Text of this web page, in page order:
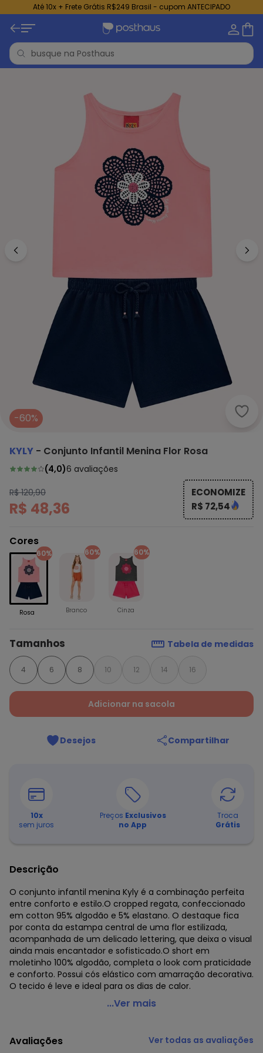
Até 10x + Frete Grátis R$249 Brasil - cupom ANTECIPADO
Kyly
-60%
KYLY - Conjunto Infantil Menina Flor Rosa
(4,0)6 avaliações
R$ 120,90
R$ 48,36
ECONOMIZE
R$ 72,54
Cores
60%
Rosa
60%
Branco
60%
Cinza
Tamanhos Tabela de medidas
4 6 8 10 12 14 16
Adicionar na sacola
Desejos Compartilhar
10x
sem juros
Preços Exclusivos
no App
Troca
Grátis
Descrição
O conjunto infantil menina Kyly é a combinação perfeita
entre conforto e estilo.O cropped regata, confeccionado
em cotton 95% algodão e 5% elastano. O destaque fica
por conta da estampa central de uma flor estilizada,
acompanhada de um delicado lettering, que deixa o visual
ainda mais encantador e sofisticado.O short em
moletinho 100% algodão, completa o look com praticidade
e conforto. Possui cós elástico com amarração decorativa.
O tecido é leve e ideal para os dias de calor.
Kyly - Conjunto Infantil Menina Flor Rosa
Modelagem: Ampla
Comprimento da Manga: Curta
...Ver mais
Avaliações Ver todas as avaliações